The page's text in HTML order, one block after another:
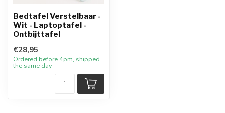
Bedtafel Verstelbaar -
Wit - Laptoptafel -
Ontbijttafel
€28,95
Ordered before 4pm, shipped
the same day